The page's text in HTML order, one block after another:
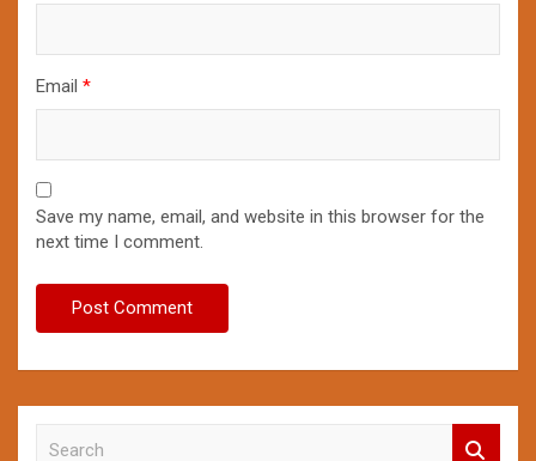
Email *
Save my name, email, and website in this browser for the
next time I comment.